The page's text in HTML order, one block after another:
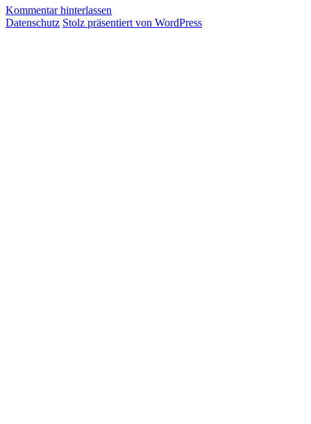
Kommentar hinterlassen
Datenschutz Stolz präsentiert von WordPress